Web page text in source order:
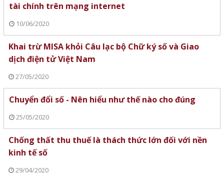
tài chính trên mạng internet
10/06/2020
Khai trừ MISA khỏi Câu lạc bộ Chữ ký số và Giao
dịch điện tử Việt Nam
27/05/2020
Chuyển đổi số - Nên hiểu như thế nào cho đúng
25/05/2020
Chống thất thu thuế là thách thức lớn đối với nền
kinh tế số
29/04/2020